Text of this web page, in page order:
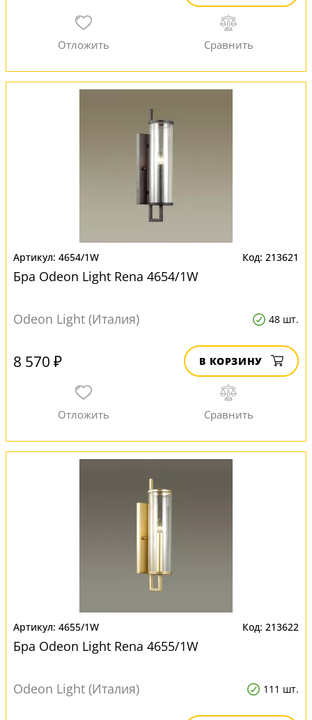
4654/1W 213621
Бра Odeon Light Rena 4654/1W
Odeon Light (Италия) 48 шт.
8 570 ₽ В КОРЗИНУ
4655/1W 213622
Бра Odeon Light Rena 4655/1W
Odeon Light (Италия) 111 шт.